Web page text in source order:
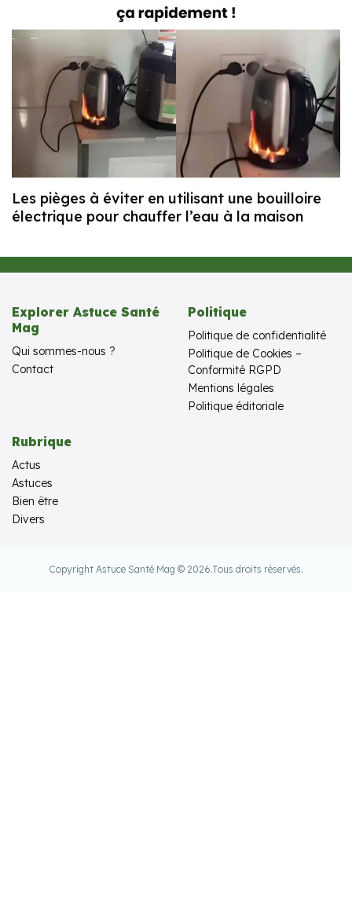
Les pièges à éviter en utilisant une bouilloire
électrique pour chauffer l’eau à la maison
Explorer Astuce Santé
Mag
Qui sommes-nous ?
Contact
Politique
Politique de confidentialité
Politique de Cookies –
Conformité RGPD
Mentions légales
Politique éditoriale
Rubrique
Actus
Astuces
Bien être
Divers
Copyright Astuce Santé Mag © 2026.Tous droits réservés.